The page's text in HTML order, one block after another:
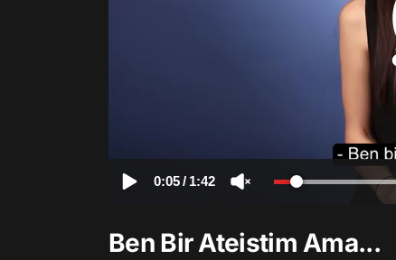
0:05/ 1:42
Ben Bir Ateistim Ama...